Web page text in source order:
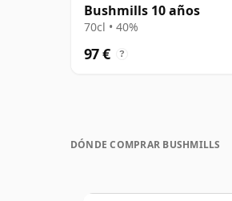
Bushmills 10 años
70cl • 40%
97 € ?
DÓNDE COMPRAR BUSHMILLS